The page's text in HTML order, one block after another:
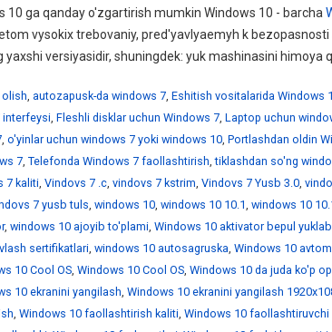
10 ga qanday o'zgartirish mumkin Windows 10 - barcha
vysokix trebovaniy, pred'yavlyaemyh k
versiyasidir, shuningdek: yuk mashinasini himoya
olish, autozapusk-da windows 7, Eshitish vositalarida Windows
interfeysi, Fleshli disklar uchun Windows 7, Laptop uchun
, o'yinlar uchun windows 7 yoki windows 10, Portlashdan oldin
7, Telefonda Windows 7 faollashtirish,tiklashdan so'ng
7 kaliti, Vindovs 7 .c, vindovs 7 kstrim, Vindovs 7 Yusb 3.0,
7 yusb tuls, windows 10, windows 10 10.1, windows 10
, windows 10 ajoyib to'plami, Windows 10 aktivator bepul
sertifikatlari, windows 10 autosagruska, Windows 10
10 Cool OS, Windows 10 Cool OS, Windows 10 da juda ko'p
10 ekranini yangilash, Windows 10 ekranini yangilash
, Windows 10 faollashtirish kaliti, Windows 10 faollashtiruvchi